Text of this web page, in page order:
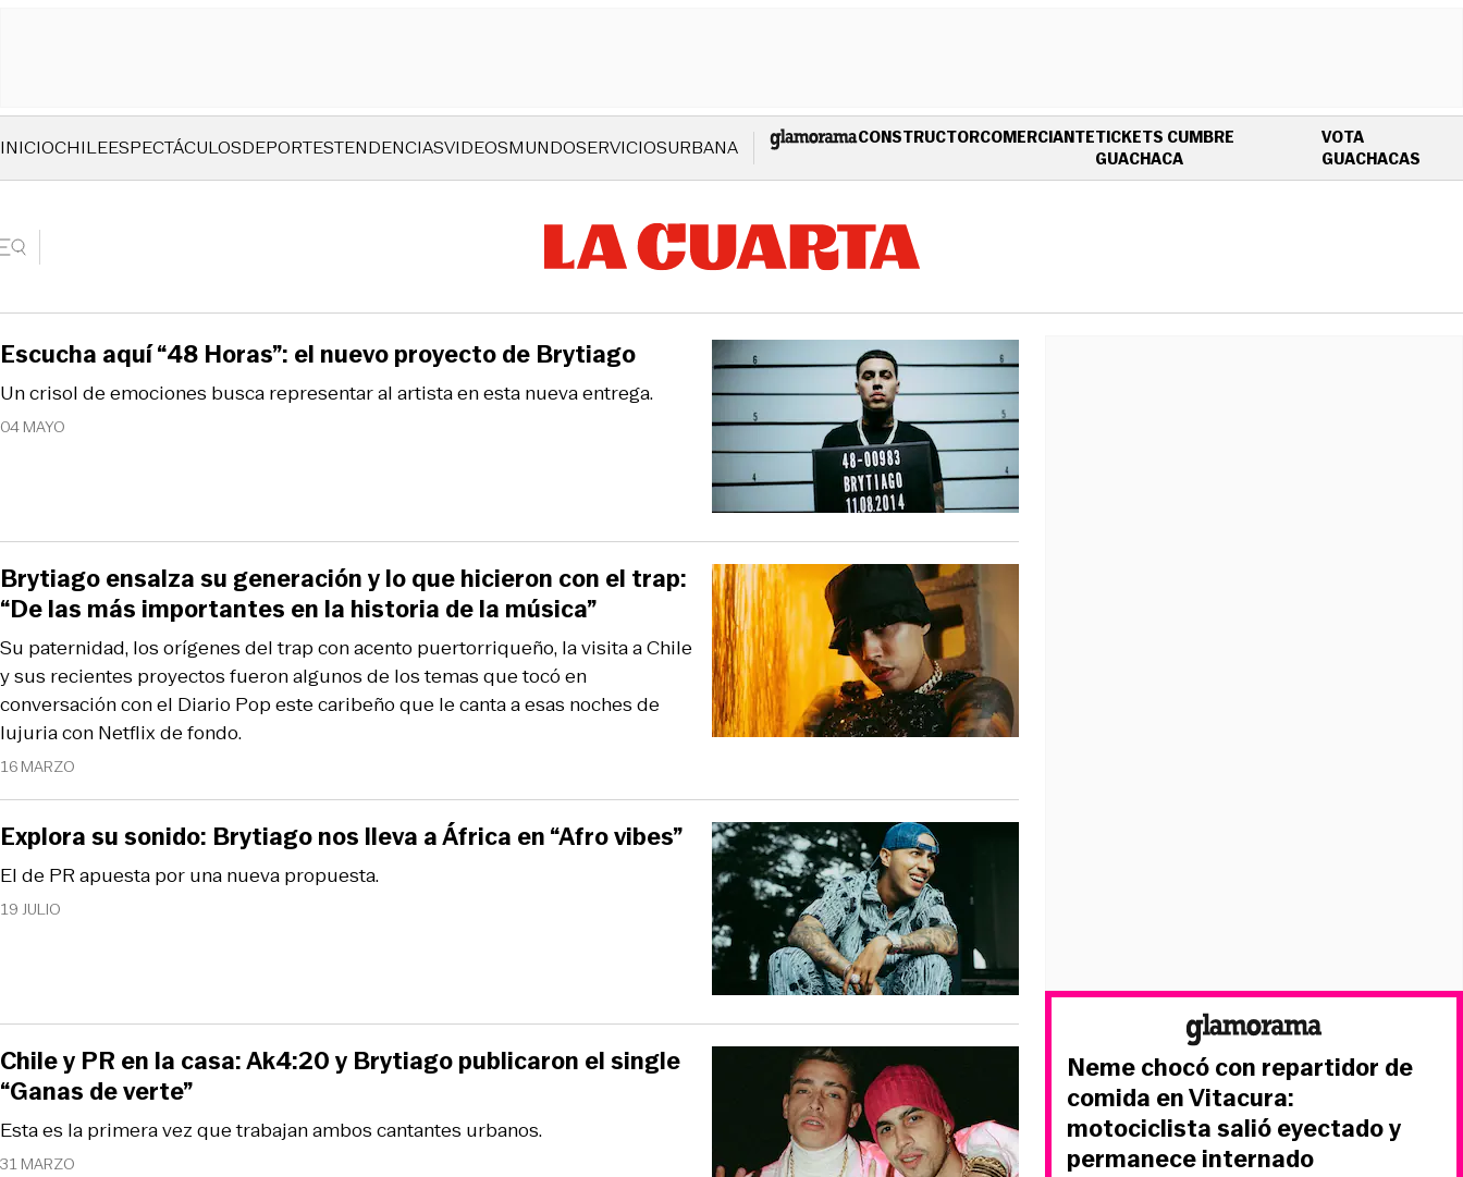
INICIOCHILEESPECTÁCULOSDEPORTESTENDENCIASVIDEOSMUNDOSERVICIOSURBANA CONSTRUCTORCOMERCIANTETICKETS CUMBRE
GUACHACAOPENS IN NEW WINDOW
VOTA
GUACHACAS
04 MAYO
Un crisol de emociones busca representar al artista en esta nueva entrega.
Escucha aquí “48 Horas”: el nuevo proyecto de Brytiago
16 MARZO
Su paternidad, los orígenes del trap con acento puertorriqueño, la visita a Chile
y sus recientes proyectos fueron algunos de los temas que tocó en
conversación con el Diario Pop este caribeño que le canta a esas noches de
lujuria con Netflix de fondo.
Brytiago ensalza su generación y lo que hicieron con el trap:
“De las más importantes en la historia de la música”
19 JULIO
El de PR apuesta por una nueva propuesta.
Explora su sonido: Brytiago nos lleva a África en “Afro vibes”
31 MARZO
Esta es la primera vez que trabajan ambos cantantes urbanos.
Chile y PR en la casa: Ak4:20 y Brytiago publicaron el single
“Ganas de verte”
Neme chocó con repartidor de
comida en Vitacura:
motociclista salió eyectado y
permanece internado